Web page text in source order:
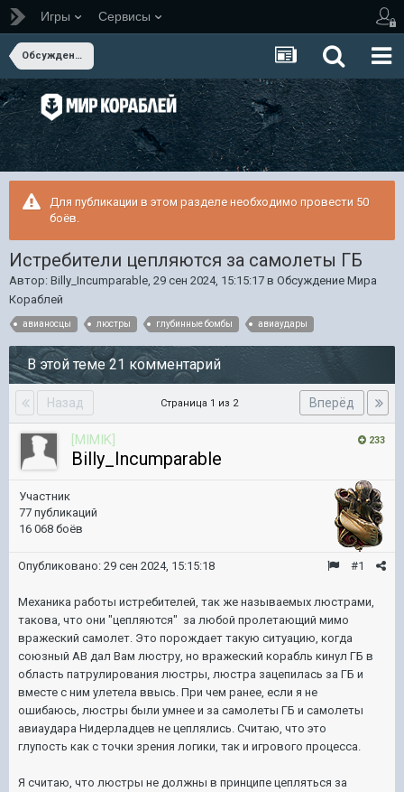
Игры Сервисы
Обсуждение Мира Кораблей
Для публикации в этом разделе необходимо провести 50
боёв.
Истребители цепляются за самолеты ГБ
Автор: Billy_Incumparable, 29 сен 2024, 15:15:17 в Обсуждение Мира
Кораблей
авианосцы люстры глубинные бомбы авиаудары
В этой теме 21 комментарий
Назад Вперёд
Страница 1 из 2
233
[MIMIK]
Billy_Incumparable
Участник
77 публикаций
16 068 боёв
#1
Опубликовано: 29 сен 2024, 15:15:18
Механика работы истребителей, так же называемых люстрами,
такова, что они "цепляются" за любой пролетающий мимо
вражеский самолет. Это порождает такую ситуацию, когда
союзный АВ дал Вам люстру, но вражеский корабль кинул ГБ в
область патрулирования люстры, люстра зацепилась за ГБ и
вместе с ним улетела ввысь. При чем ранее, если я не
ошибаюсь, люстры были умнее и за самолеты ГБ и самолеты
авиаудара Нидерладцев не цеплялись. Считаю, что это
глупость как с точки зрения логики, так и игрового процесса.
Я считаю, что люстры не должны в принципе цепляться за